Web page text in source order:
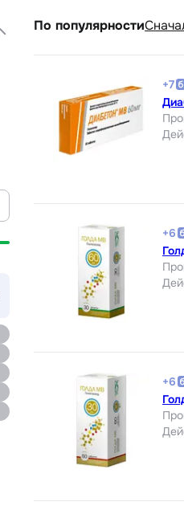
По популярности
+7
+6
+6